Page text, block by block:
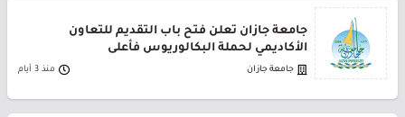
جامعة جازان تعلن فتح باب التقديم للتعاون
الأكاديمي لحملة البكالوريوس فأعلى
جامعة جازان منذ 3 أيام